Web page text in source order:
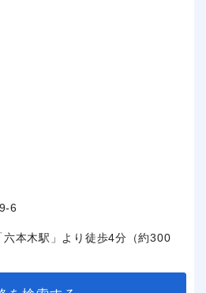
6
本木駅」より徒歩4分（約300